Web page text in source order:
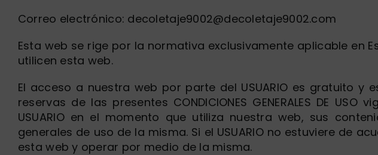
Correo electrónico: decoletaje9002@decoletaje9002.com
Esta web se rige por la normativa exclusivamente aplicable en
utilicen esta web.
El acceso a nuestra web por parte del USUARIO es gratuito
reservas de las presentes CONDICIONES GENERALES DE
USUARIO en el momento que utiliza nuestra web, sus
generales de uso de la misma. Si el USUARIO no estuviere de
esta web y operar por medio de la misma.